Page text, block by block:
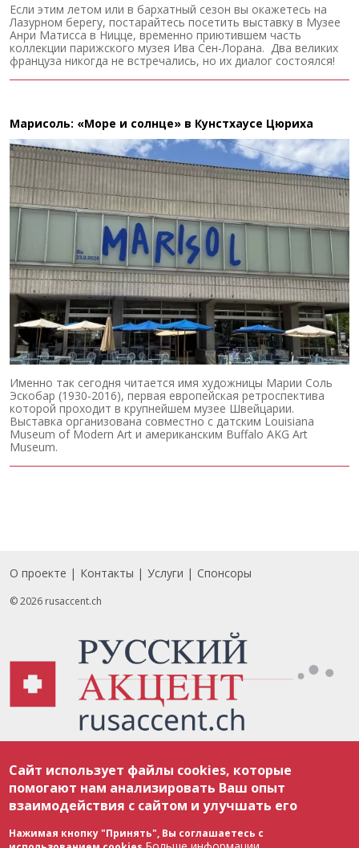
Если этим летом или в бархатный сезон вы окажетесь на
Лазурном берегу, постарайтесь посетить выставку в Музее
Анри Матисса в Ницце, временно приютившем часть
коллекции парижского музея Ива Сен-Лорана. Два великих
француза никогда не встречались, но их диалог состоялся!
Марисоль: «Море и солнце» в Кунстхаусе Цюриха
Именно так сегодня читается имя художницы Марии Соль
Эскобар (1930-2016), первая европейская ретроспектива
которой проходит в крупнейшем музее Швейцарии.
Выставка организована совместно с датским Louisiana
Museum of Modern Art и американским Buffalo AKG Art
Museum.
Footer
О проекте Контакты Услуги Спонсоры
© 2026 rusaccent.ch
соответствии с законодательством Швейцарии об авторском праве и
международными соглашениями. Полное или частичное использование
материалов возможно только с разрешения редакции. В случае полного
или частичного воспроизведения материалов сайта rusaccent.ch,
ОБЯЗАТЕЛЬНА АКТИВНАЯ ГИПЕРССЫЛКА на конкретный заимствованный
текст. Фотоизображения, размещенные редакцией rusaccent.ch, являются
ее исключительной собственностью. Полное или частичное
Сайт использует файлы cookies, которые
помогают нам анализировать Ваш опыт
взаимодействия с сайтом и улучшать его
Нажимая кнопку "Принять", Вы соглашаетесь с